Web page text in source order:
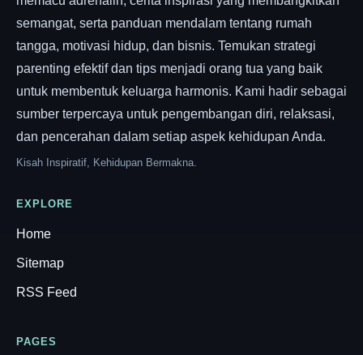
semangat, serta panduan mendalam tentang rumah
tangga, motivasi hidup, dan bisnis. Temukan strategi
parenting efektif dan tips menjadi orang tua yang baik
untuk membentuk keluarga harmonis. Kami hadir sebagai
sumber terpercaya untuk pengembangan diri, relaksasi,
dan pencerahan dalam setiap aspek kehidupan Anda.
Kisah Inspiratif, Kehidupan Bermakna.
EXPLORE
Home
Sitemap
RSS Feed
PAGES